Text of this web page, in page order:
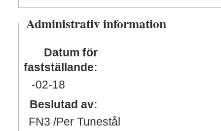
Administrativ information
Datum för
fastställande:
-02-18
Beslutad av:
FN3 /Per Tunestål